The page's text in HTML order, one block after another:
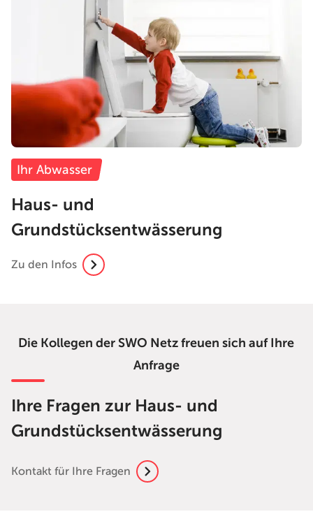
Ihr Abwasser
Haus- und
Grundstücksentwässerung
Zu den Infos
Die Kollegen der SWO Netz freuen sich auf Ihre
Anfrage
Ihre Fragen zur Haus- und
Grundstücksentwässerung
Kontakt für Ihre Fragen